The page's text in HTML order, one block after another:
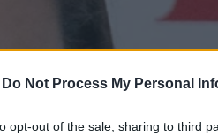
Do Not Process My Personal
opt-out of the sale, sharing to third